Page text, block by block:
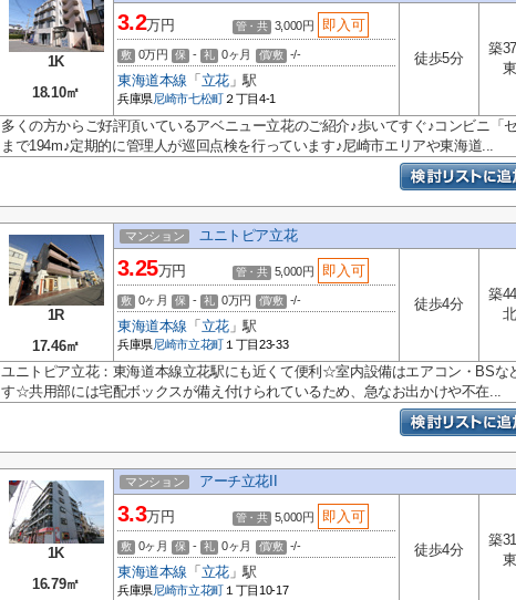
1K
18.10㎡
3.2万円 管・共 3,000円 即入可
敷 0万円 保 - 礼 0ヶ月 償/敷 -/-
東海道本線 「 立花」駅
兵庫県尼崎市七松町 ２丁目4-1
徒歩5分
築
東
多くの方からご好評頂いているアベニュー立花のご紹介♪歩いてすぐ♪コンビニ「
まで194m♪定期的に管理人が巡回点検を行っています♪尼崎市エリアや東海道...
1R
17.46㎡
マンション ユニトピア立花
3.25万円 管・共 5,000円 即入可
敷 0ヶ月 保 - 礼 0万円 償/敷 -/-
東海道本線 「 立花」駅
兵庫県尼崎市立花町 １丁目23-33
徒歩4分
築
北
ユニトピア立花：東海道本線立花駅にも近くて便利☆室内設備はエアコン・BSな
す☆共用部には宅配ボックスが備え付けられているため、急なお出かけや不在...
1K
16.79㎡
マンション アーチ立花II
3.3万円 管・共 5,000円 即入可
敷 0ヶ月 保 - 礼 0ヶ月 償/敷 -/-
東海道本線 「 立花」駅
兵庫県尼崎市立花町 １丁目10-17
徒歩4分
築
東